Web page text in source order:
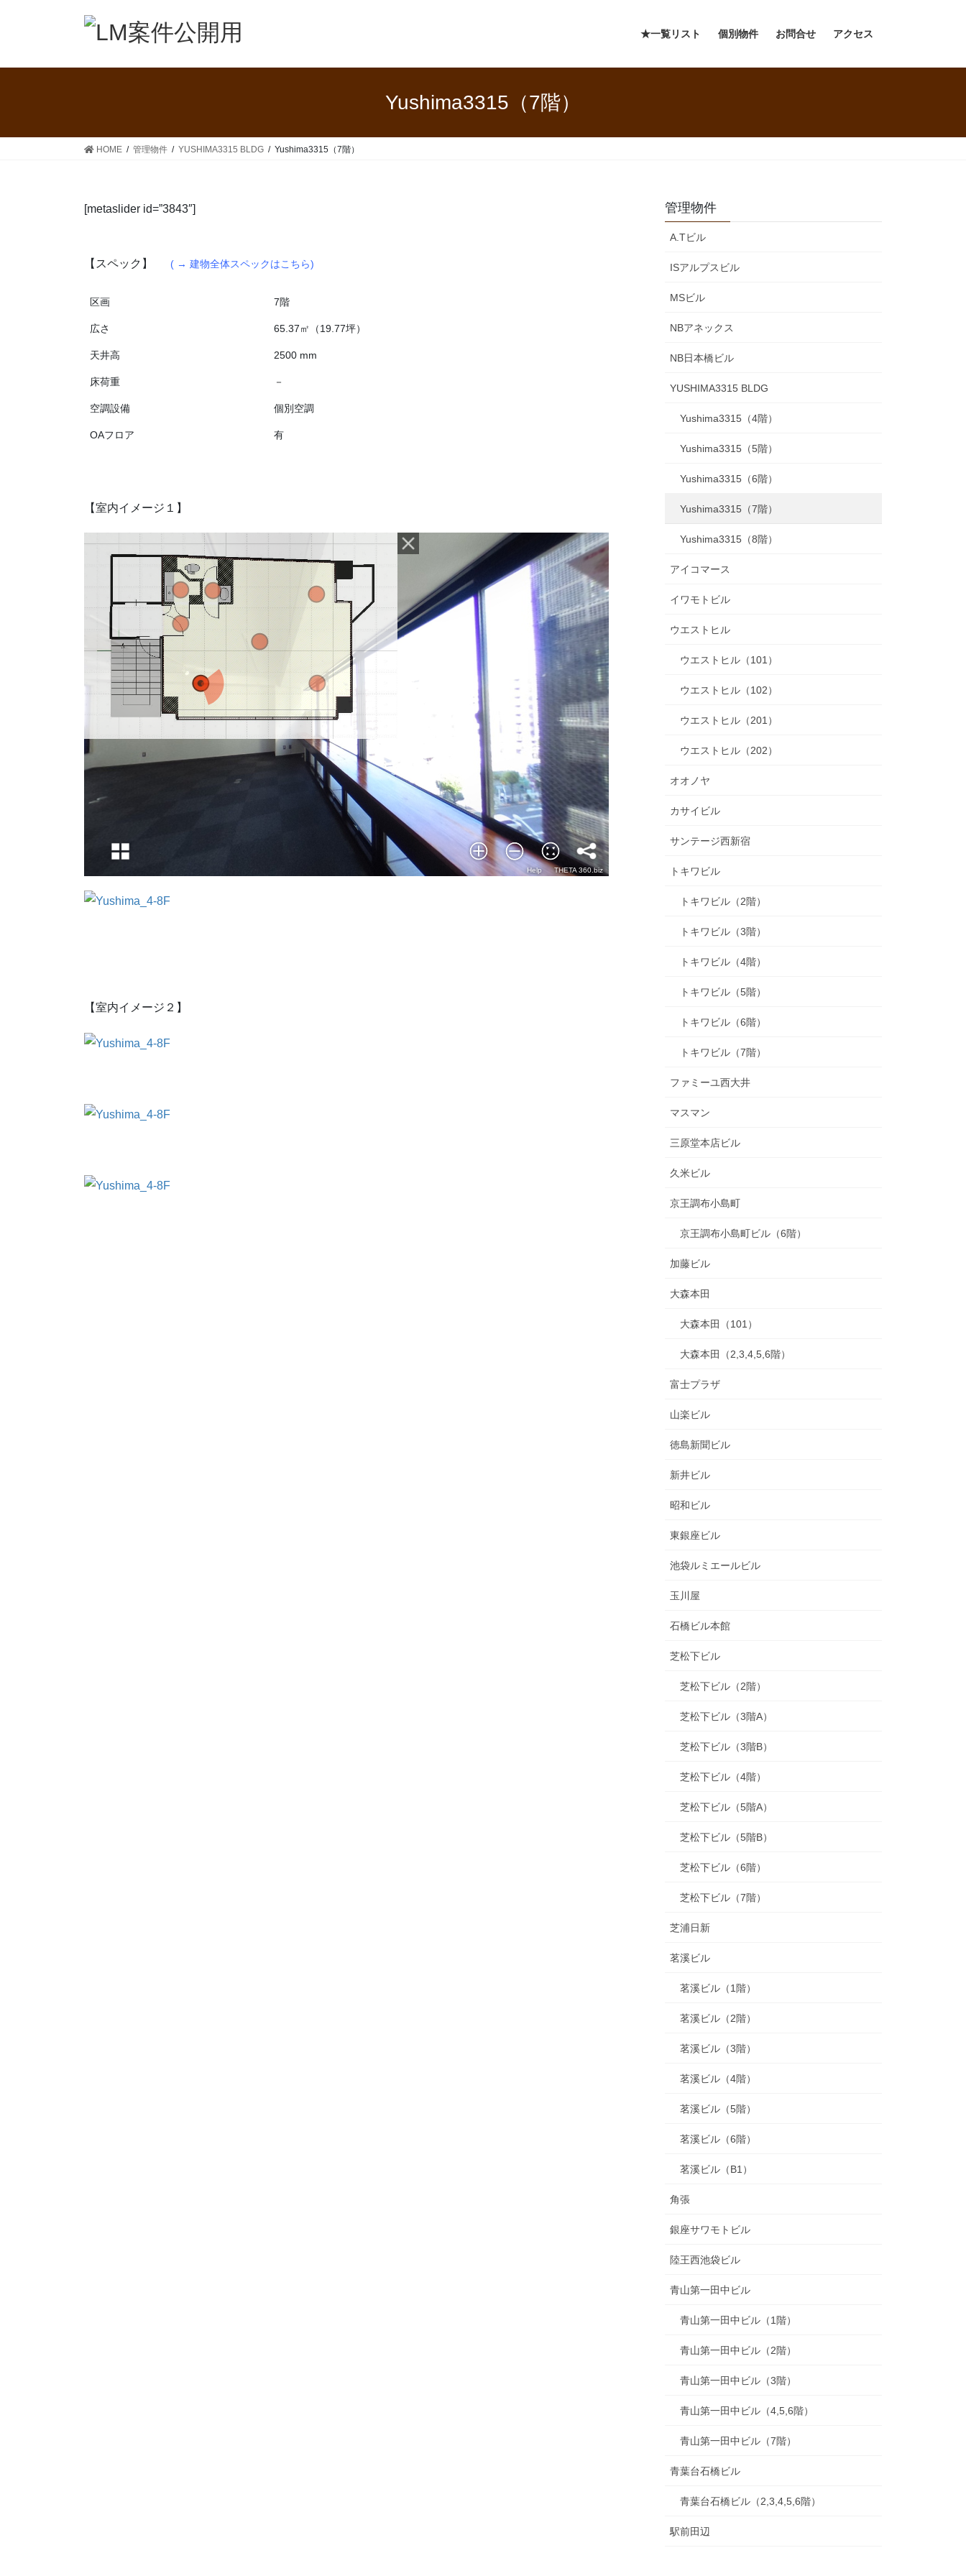
★一覧リスト 個別物件 お問合せ アクセス
Yushima3315（7階）
HOME 管理物件 YUSHIMA3315 BLDG Yushima3315（7階）
[metaslider id=”3843″]
【スペック】 ( → 建物全体スペックはこちら)
区画 7階
広さ 65.37㎡（19.77坪）
天井高 2500 mm
床荷重 －
空調設備 個別空調
OAフロア 有
【室内イメージ１】
【室内イメージ２】
管理物件
A.Tビル
ISアルプスビル
MSビル
NBアネックス
NB日本橋ビル
YUSHIMA3315 BLDG
Yushima3315（4階）
Yushima3315（5階）
Yushima3315（6階）
Yushima3315（7階）
Yushima3315（8階）
アイコマース
イワモトビル
ウエストヒル
ウエストヒル（101）
ウエストヒル（102）
ウエストヒル（201）
ウエストヒル（202）
オオノヤ
カサイビル
サンテージ西新宿
トキワビル
トキワビル（2階）
トキワビル（3階）
トキワビル（4階）
トキワビル（5階）
トキワビル（6階）
トキワビル（7階）
ファミーユ西大井
マスマン
三原堂本店ビル
久米ビル
京王調布小島町
京王調布小島町ビル（6階）
加藤ビル
大森本田
大森本田（101）
大森本田（2,3,4,5,6階）
富士プラザ
山楽ビル
徳島新聞ビル
新井ビル
昭和ビル
東銀座ビル
池袋ルミエールビル
玉川屋
石橋ビル本館
芝松下ビル
芝松下ビル（2階）
芝松下ビル（3階A）
芝松下ビル（3階B）
芝松下ビル（4階）
芝松下ビル（5階A）
芝松下ビル（5階B）
芝松下ビル（6階）
芝松下ビル（7階）
芝浦日新
茗溪ビル
茗溪ビル（1階）
茗溪ビル（2階）
茗溪ビル（3階）
茗溪ビル（4階）
茗溪ビル（5階）
茗溪ビル（6階）
茗溪ビル（B1）
角張
銀座サワモトビル
陸王西池袋ビル
青山第一田中ビル
青山第一田中ビル（1階）
青山第一田中ビル（2階）
青山第一田中ビル（3階）
青山第一田中ビル（4,5,6階）
青山第一田中ビル（7階）
青葉台石橋ビル
青葉台石橋ビル（2,3,4,5,6階）
駅前田辺